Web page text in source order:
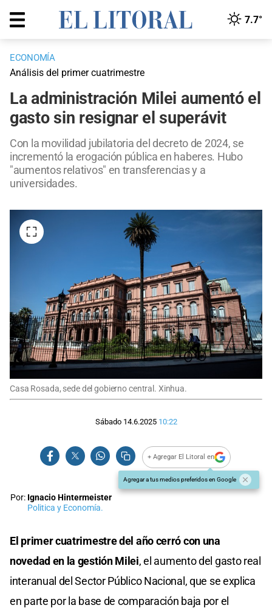
7.7°
ECONOMÍA
Análisis del primer cuatrimestre
La administración Milei aumentó el
gasto sin resignar el superávit
Con la movilidad jubilatoria del decreto de 2024, se
incrementó la erogación pública en haberes. Hubo
"aumentos relativos" en transferencias y a
universidades.
Casa Rosada, sede del gobierno central. Xinhua.
Sábado 14.6.2025 10:22
+ Agregar El Litoral en
Agregar a tus medios preferidos en Google
Por: Ignacio Hintermeister
Politica y Economía.
El primer cuatrimestre del año cerró con una
novedad en la gestión Milei, el aumento del gasto real
interanual del Sector Público Nacional, que se explica
en parte por la base de comparación baja por el